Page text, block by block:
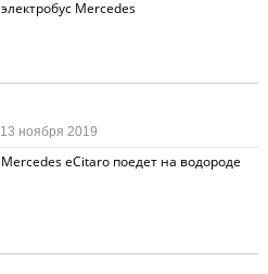
электробус Mercedes
Mercedes eCitaro поедет на водороде
13 ноября 2019